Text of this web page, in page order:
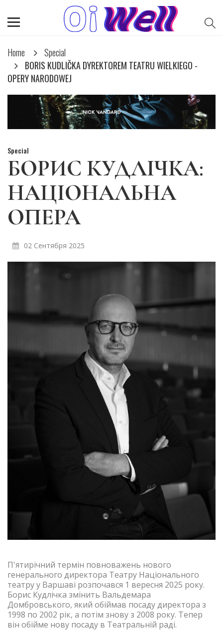
Home
Special
BORIS KUDLIČKA DYREKTOREM TEATRU WIELKIEGO -
OPERY NARODOWEJ
Special
БОРИС КУДЛІЧКА:
НАЦІОНАЛЬНА
ОПЕРА
02 Сентября 2025
П'ятирічний термін повноважень нового
генерального директора Театру Національного
театру у Варшаві розпочався 1 вересня 2025 року.
Борис Кудлічка змінить Вальдемара
Домбровського, який обіймав посаду директора з
1998 по 2002 рік, а потім знову з 2008 року. Тепер
він обійме нову посаду в Театральній раді.